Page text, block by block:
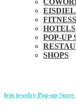
FITNESS
HOTELS
POP-UP
SHOPS
fejn jewelry Pop-up-